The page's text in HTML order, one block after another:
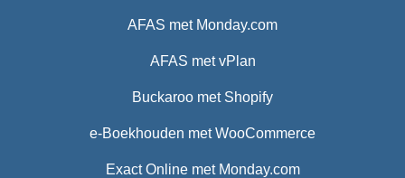
AFAS met Monday.com
AFAS met vPlan
Buckaroo met Shopify
e-Boekhouden met WooCommerce
Exact Online met Monday.com